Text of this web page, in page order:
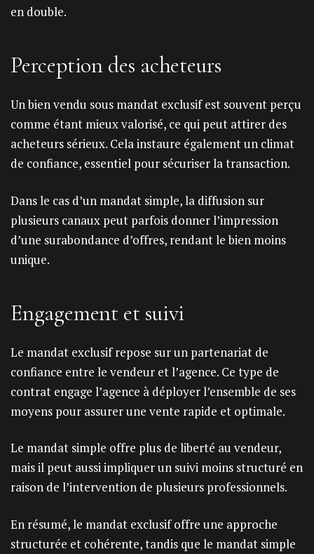
en double.
Perception des acheteurs
Un bien vendu sous mandat exclusif est souvent perçu
comme étant mieux valorisé, ce qui peut attirer des
acheteurs sérieux. Cela instaure également un climat
de confiance, essentiel pour sécuriser la transaction.
Dans le cas d’un mandat simple, la diffusion sur
plusieurs canaux peut parfois donner l’impression
d’une surabondance d’offres, rendant le bien moins
unique.
Engagement et suivi
Le mandat exclusif repose sur un partenariat de
confiance entre le vendeur et l’agence. Ce type de
contrat engage l’agence à déployer l’ensemble de ses
moyens pour assurer une vente rapide et optimale.
Le mandat simple offre plus de liberté au vendeur,
mais il peut aussi impliquer un suivi moins structuré en
raison de l’intervention de plusieurs professionnels.
En résumé, le mandat exclusif offre une approche
structurée et cohérente, tandis que le mandat simple